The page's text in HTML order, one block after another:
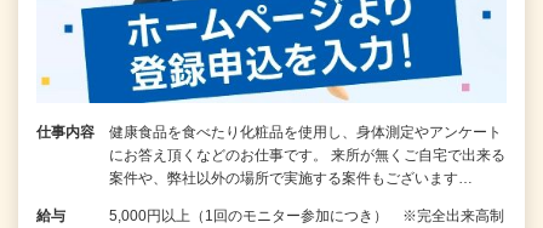
仕事内容
健康食品を食べたり化粧品を使用し、身体測定やアンケート
にお答え頂くなどのお仕事です。 来所が無くご自宅で出来る
案件や、弊社以外の場所で実施する案件もございます…
給与 5,000円以上（1回のモニター参加につき） ※完全出来高制